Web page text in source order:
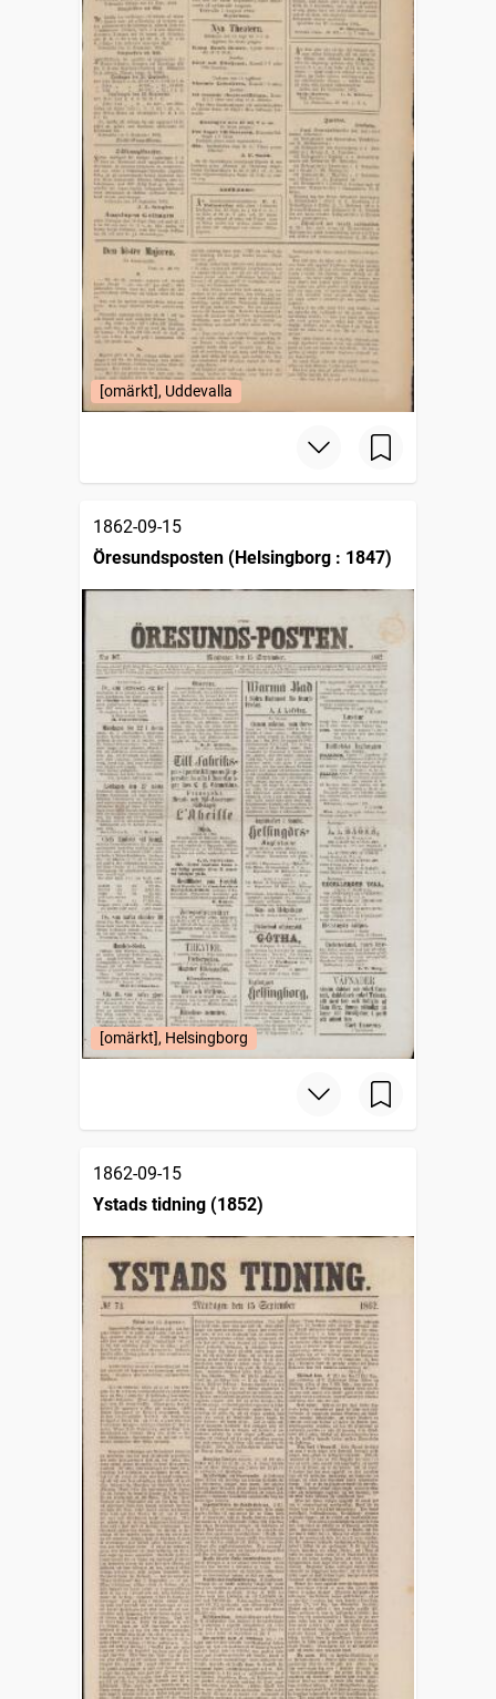
[omärkt], Uddevalla
1862-09-15
Öresundsposten (Helsingborg : 1847)
[omärkt], Helsingborg
1862-09-15
Ystads tidning (1852)